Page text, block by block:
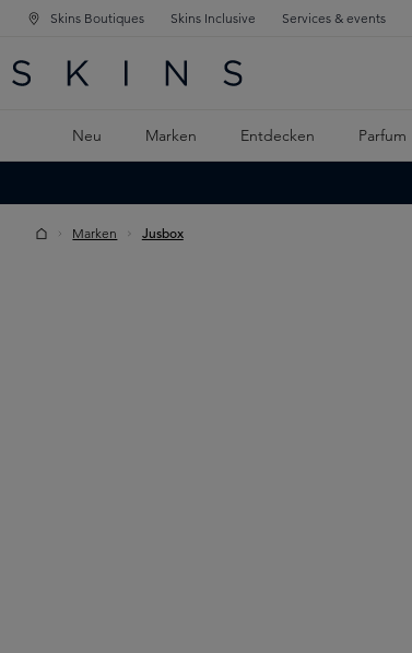
SPRINGEN
SPRINGEN
Skins Boutiques Skins Inclusive Services & events
Neu Marken Entdecken Parfum
Marken Jusbox